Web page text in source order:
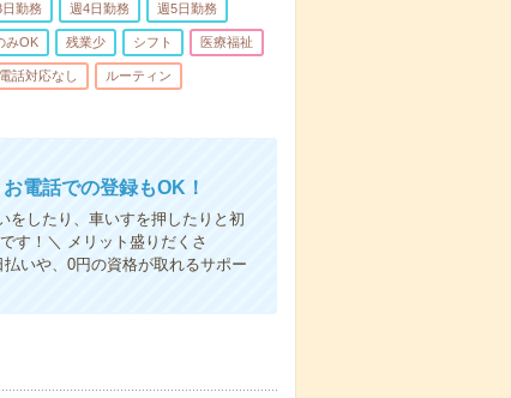
勤務 週4日勤務 週5日勤務
みOK 残業少 シフト 医療福祉
電話対応なし ルーティン
電話での登録もOK！
したり、車いすを押したりと初
す！＼ メリット盛りだくさ
いや、0円の資格が取れるサポー